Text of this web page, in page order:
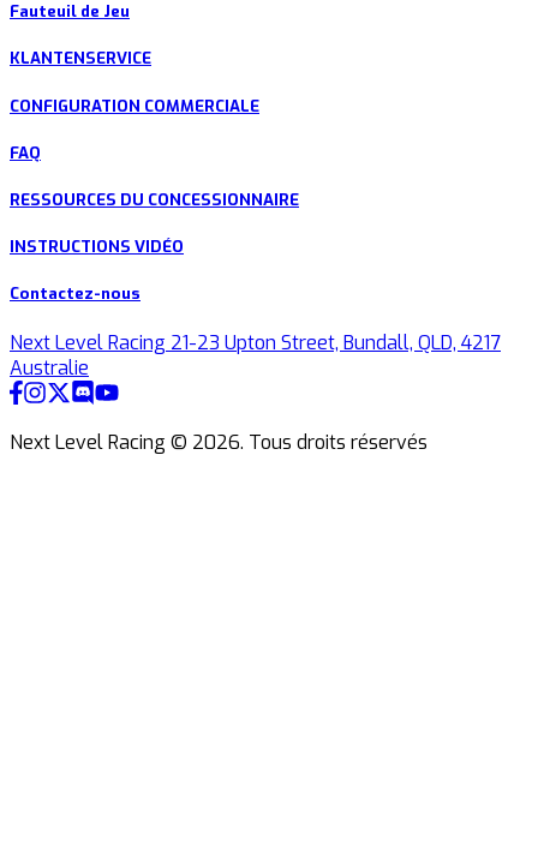
Fauteuil de Jeu
KLANTENSERVICE
CONFIGURATION COMMERCIALE
FAQ
RESSOURCES DU CONCESSIONNAIRE
INSTRUCTIONS VIDÉO
Contactez-nous
Next Level Racing 21-23 Upton Street, Bundall, QLD, 4217
Australie
Next Level Racing © 2026. Tous droits réservés